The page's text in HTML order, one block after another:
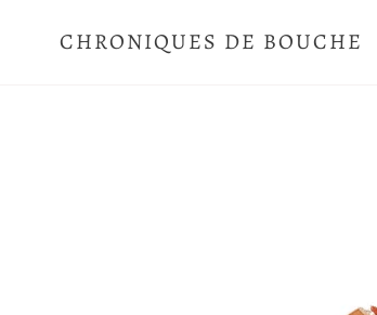
CHRONIQUES DE BOUCHE